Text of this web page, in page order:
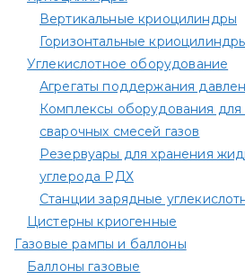
Вертикальные криоцилиндры
Горизонтальные
Углекислотное оборудование
Агрегаты поддержания
Комплексы оборудования
сварочных смесей газов
Резервуары для хранения
углерода РДХ
Станции зарядные
Цистерны криогенные
Газовые рампы и баллоны
Баллоны газовые